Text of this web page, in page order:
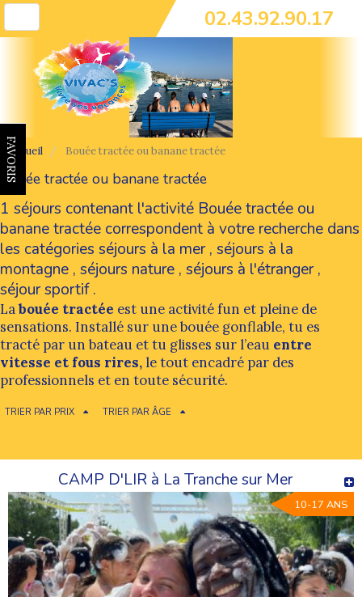
navigation
02.43.92.90.17
FAVORIS
Accueil Bouée tractée ou banane tractée
Bouée tractée ou banane tractée
1 séjours contenant l'activité Bouée tractée ou
banane tractée correspondent à votre recherche dans
les catégories séjours à la mer, séjours à la
montagne , séjours nature , séjours à l'étranger,
séjour sportif.
Labouée tractée est une activité fun et pleine de
sensations. Installé sur une bouée gonflable, tu es
tracté par un bateau et tu glisses sur l’eau entre
vitesse et fous rires,le tout encadré par des
professionnels et en toute sécurité.
TRIER PAR PRIX TRIER PAR ÂGE
CAMP D'LIR à La Tranche sur Mer
10-17 ANS